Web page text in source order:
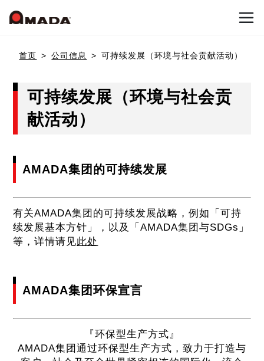
首页
公司信息
公司沿革
国内网点
日本网点(冲压加工自动化事业 / 弹簧成型机事业)
冲压加工系统
冲床加工自动化
Who we are
天田冲压设备的目标
天田冲压设备的优势
联系我们
Global
首页 公司信息 可持续发展（环境与社会贡献活动）
可持续发展（环境与社会贡
献活动）
AMADA集团的可持续发展
有关AMADA集团的可持续发展战略，例如「可持
续发展基本方针」，以及「AMADA集团与SDGs」
等，详情请见此处
AMADA集团环保宣言
『环保型生产方式』
AMADA集团通过环保型生产方式，致力于打造与